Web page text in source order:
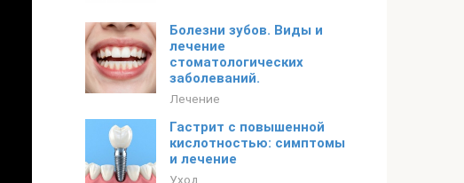
Болезни зубов. Виды и
лечение
стоматологических
заболеваний.
Лечение
Гастрит с повышенной
кислотностью: симптомы
и лечение
Уход